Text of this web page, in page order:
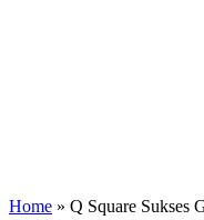
Home » Q Square Sukses